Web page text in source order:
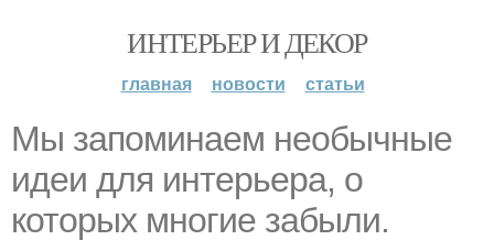
ИНТЕРЬЕР И ДЕКОР
главная новости статьи
Мы запоминаем необычные
идеи для интерьера, о
которых многие забыли.